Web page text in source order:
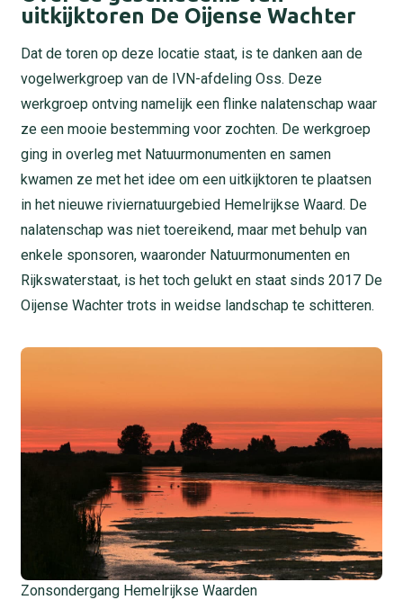
uitkijktoren De Oijense Wachter
Dat de toren op deze locatie staat, is te danken aan de
vogelwerkgroep van de IVN-afdeling Oss. Deze
werkgroep ontving namelijk een flinke nalatenschap waar
ze een mooie bestemming voor zochten. De werkgroep
ging in overleg met Natuurmonumenten en samen
kwamen ze met het idee om een uitkijktoren te plaatsen
in het nieuwe riviernatuurgebied Hemelrijkse Waard. De
nalatenschap was niet toereikend, maar met behulp van
enkele sponsoren, waaronder Natuurmonumenten en
Rijkswaterstaat, is het toch gelukt en staat sinds 2017 De
Oijense Wachter trots in weidse landschap te schitteren.
Zonsondergang Hemelrijkse Waarden